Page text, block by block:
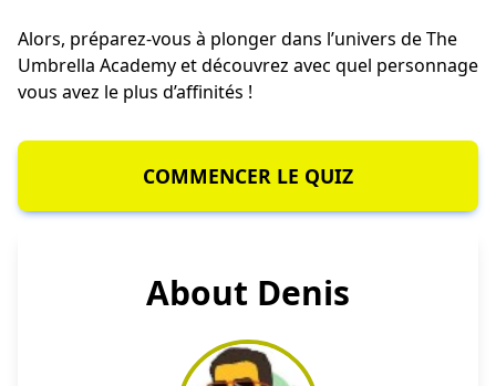
Alors, préparez-vous à plonger dans l’univers de The
Umbrella Academy et découvrez avec quel personnage
vous avez le plus d’affinités !
COMMENCER LE QUIZ
About Denis